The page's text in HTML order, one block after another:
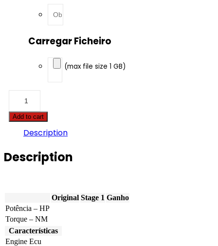
Carregar Ficheiro
(max file size 1 GB)
4
serie
190hp
quantity
Add to cart
Description
Description
Original Stage 1 Ganho
Potência – HP
Torque – NM
Características
Engine Ecu